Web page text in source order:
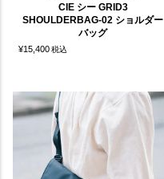
CIE シー GRID3
SHOULDERBAG-02 ショルダー
バッグ
¥15,400税込